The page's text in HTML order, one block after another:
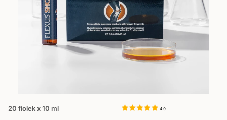
20 fiolek x 10 ml 4.9